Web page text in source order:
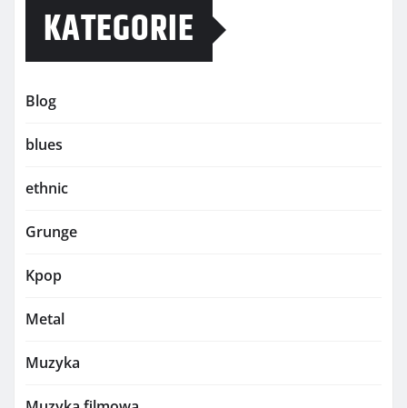
KATEGORIE
Blog
blues
ethnic
Grunge
Kpop
Metal
Muzyka